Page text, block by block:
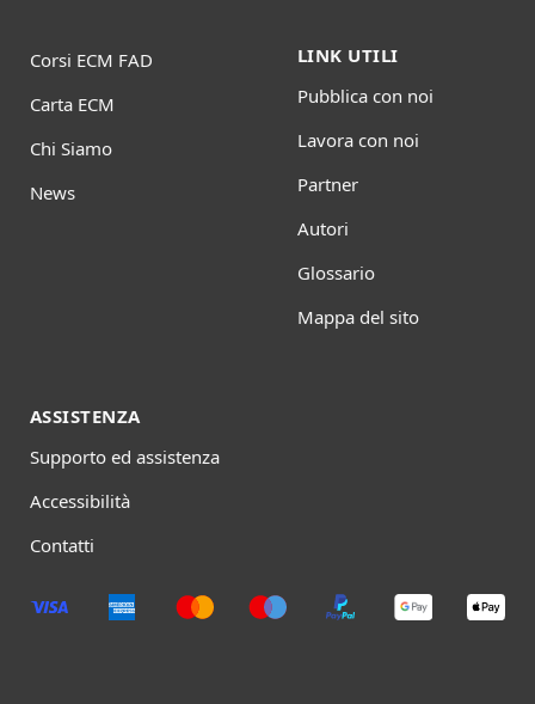
Corsi ECM FAD
Carta ECM
Chi Siamo
News
LINK UTILI
Pubblica con noi
Lavora con noi
Partner
Autori
Glossario
Mappa del sito
ASSISTENZA
Supporto ed assistenza
Accessibilità
Contatti